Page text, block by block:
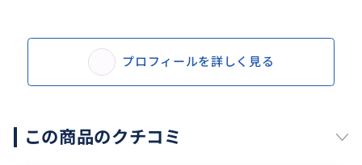
など自由に選べます♪
参考価格：4時間18,000円/組、延長可(1時間単位)
・プラン作成/アテンド費用/予約代行いずれか1件
プロフィールを詳しく見る
この商品のクチコミ